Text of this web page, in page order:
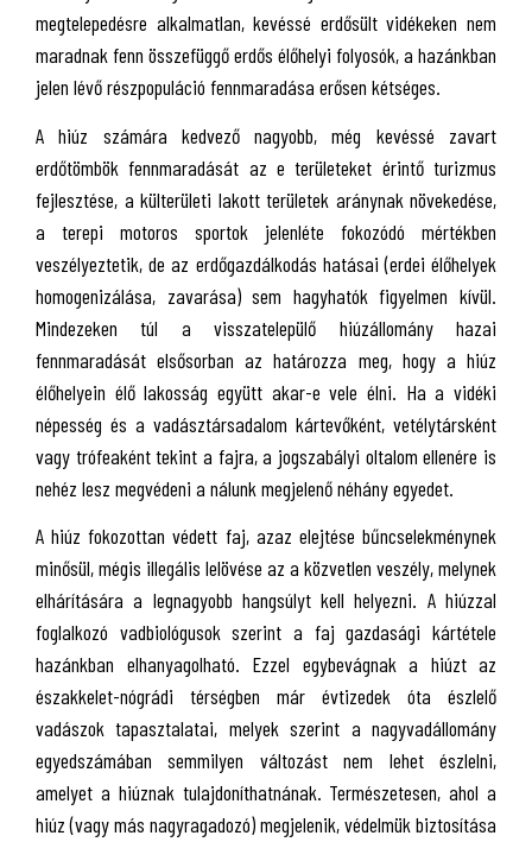
megtelepedésre alkalmatlan, kevéssé erdősült vidékeken nem
maradnak fenn összefüggő erdős élőhelyi folyosók, a hazánkban
jelen lévő részpopuláció fennmaradása erősen kétséges.
A hiúz számára kedvező nagyobb, még kevéssé zavart
erdőtömbök fennmaradását az e területeket érintő turizmus
fejlesztése, a külterületi lakott területek aránynak növekedése,
a terepi motoros sportok jelenléte fokozódó mértékben
veszélyeztetik, de az erdőgazdálkodás hatásai (erdei élőhelyek
homogenizálása, zavarása) sem hagyhatók figyelmen kívül.
Mindezeken túl a visszatelepülő hiúzállomány hazai
fennmaradását elsősorban az határozza meg, hogy a hiúz
élőhelyein élő lakosság együtt akar-e vele élni. Ha a vidéki
népesség és a vadásztársadalom kártevőként, vetélytársként
vagy trófeaként tekint a fajra, a jogszabályi oltalom ellenére is
nehéz lesz megvédeni a nálunk megjelenő néhány egyedet.
A hiúz fokozottan védett faj, azaz elejtése bűncselekménynek
minősül, mégis illegális lelövése az a közvetlen veszély, melynek
elhárítására a legnagyobb hangsúlyt kell helyezni. A hiúzzal
foglalkozó vadbiológusok szerint a faj gazdasági kártétele
hazánkban elhanyagolható. Ezzel egybevágnak a hiúzt az
északkelet-nógrádi térségben már évtizedek óta észlelő
vadászok tapasztalatai, melyek szerint a nagyvadállomány
egyedszámában semmilyen változást nem lehet észlelni,
amelyet a hiúznak tulajdoníthatnának. Természetesen, ahol a
hiúz (vagy más nagyragadozó) megjelenik, védelmük biztosítása